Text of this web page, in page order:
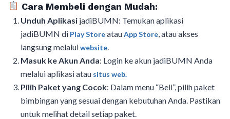
Cara Membeli dengan Mudah:
Unduh Aplikasi jadiBUMN: Temukan aplikasi
jadiBUMN di Play StoreatauApp Store , atau akses
langsung melaluiwebsite
Masuk ke Akun Anda: Login ke akun jadiBUMN Anda
melalui aplikasi atau situs web.
Pilih Paket yang Cocok: Dalam menu “Beli”, pilih paket
bimbingan yang sesuai dengan kebutuhan Anda. Pastikan
untuk melihat detail setiap paket.